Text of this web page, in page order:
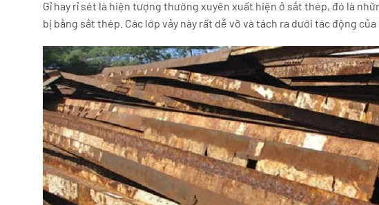
Gỉ hay rỉ sét là hiện tượng thường xuyên xuất hiện ở sắt thép, đó là
bị bằng sắt thép. Các lớp vảy này rất dễ vỡ và tách ra dưới tác động